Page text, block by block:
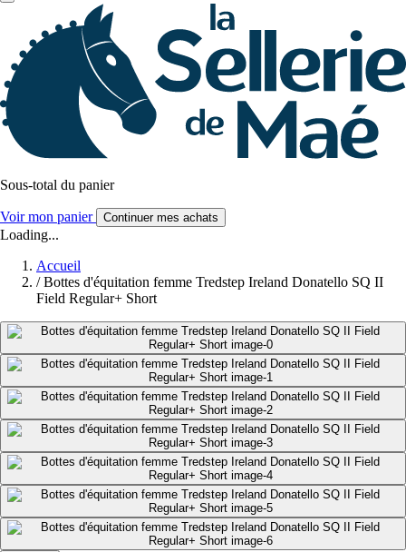
Sous-total du panier
Voir mon panier Continuer mes achats
Loading...
Accueil
/ Bottes d'équitation femme Tredstep Ireland Donatello SQ II
Field Regular+ Short